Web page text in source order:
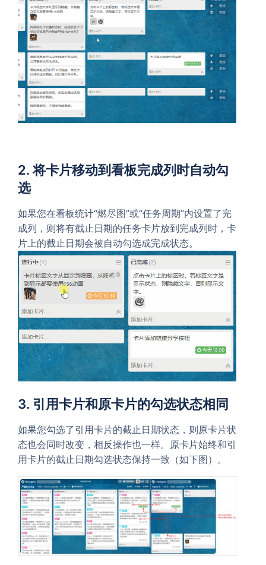
2. 将卡片移动到看板完成列时自动勾
选
如果您在看板统计“燃尽图”或“任务周期”内设置了完
成列，则将有截止日期的任务卡片放到完成列时，卡
片上的截止日期会被自动勾选成完成状态。
3. 引用卡片和原卡片的勾选状态相同
如果您勾选了引用卡片的截止日期状态，则原卡片状
态也会同时改变，相反操作也一样。原卡片始终和引
用卡片的截止日期勾选状态保持一致（如下图）。